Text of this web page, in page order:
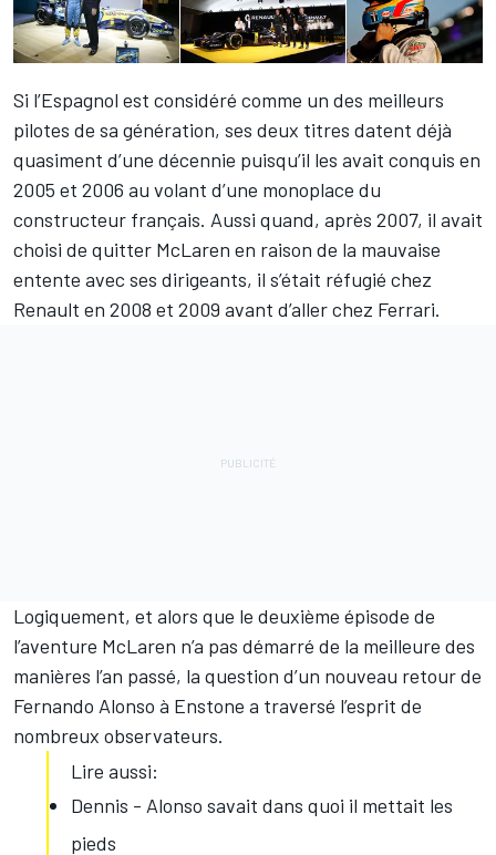
Si l’Espagnol est considéré comme un des meilleurs
pilotes de sa génération, ses deux titres datent déjà
quasiment d’une décennie puisqu’il les avait conquis en
2005 et 2006 au volant d’une monoplace du
constructeur français. Aussi quand, après 2007, il avait
choisi de quitter McLaren en raison de la mauvaise
entente avec ses dirigeants, il s’était réfugié chez
Renault en 2008 et 2009 avant d’aller chez Ferrari.
Logiquement, et alors que le deuxième épisode de
l’aventure McLaren n’a pas démarré de la meilleure des
manières l’an passé, la question d’un nouveau retour de
Fernando Alonso à Enstone a traversé l’esprit de
nombreux observateurs.
Lire aussi:
Dennis - Alonso savait dans quoi il mettait les
pieds